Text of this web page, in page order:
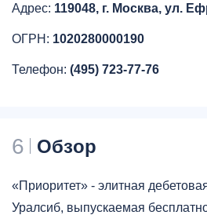
Адрес: 119048, г. Москва, ул.
ОГРН: 1020280000190
Телефон: (495) 723-77-76
6 Обзор
«Приоритет» - элитная
Уралсиб, выпускаемая